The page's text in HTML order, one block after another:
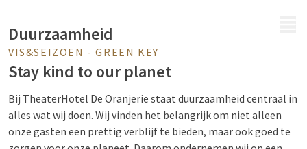
Duurzaamheid
VIS&SEIZOEN - GREEN KEY
Stay kind to our planet
Bij TheaterHotel De Oranjerie staat duurzaamheid centraal in
alles wat wij doen. Wij vinden het belangrijk om niet alleen
onze gasten een prettig verblijf te bieden, maar ook goed te